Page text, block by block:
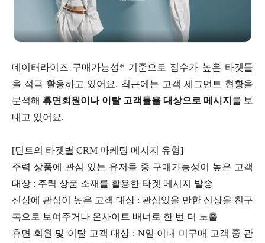
데이터라이즈 구매가능성* 기준으로 점수가 높은 타겟들
을 적극 활용하고 있어요. 최근에는 고객 세그먼트 현황을
분석해 휴면회원이나 이탈 고객들을 대상으로 메시지 를 보
내고 있어요.
[딘트의 타겟별 CRM 마케팅 메시지 유형]
주력 상품에 관심 있는 유저들 중 구매가능성이 높은 고객
대상 : 주력 상품 소재를 활용한 타겟 메시지 발송
신상에 관심이 높은 고객 대상 : 관심있을 만한 신상을 친구
톡으로 보여주거나 온사이트 배너로 한 번 더 노출
휴면 회원 및 이탈 고객 대상 : N일 이내 미구매 고객 중 관